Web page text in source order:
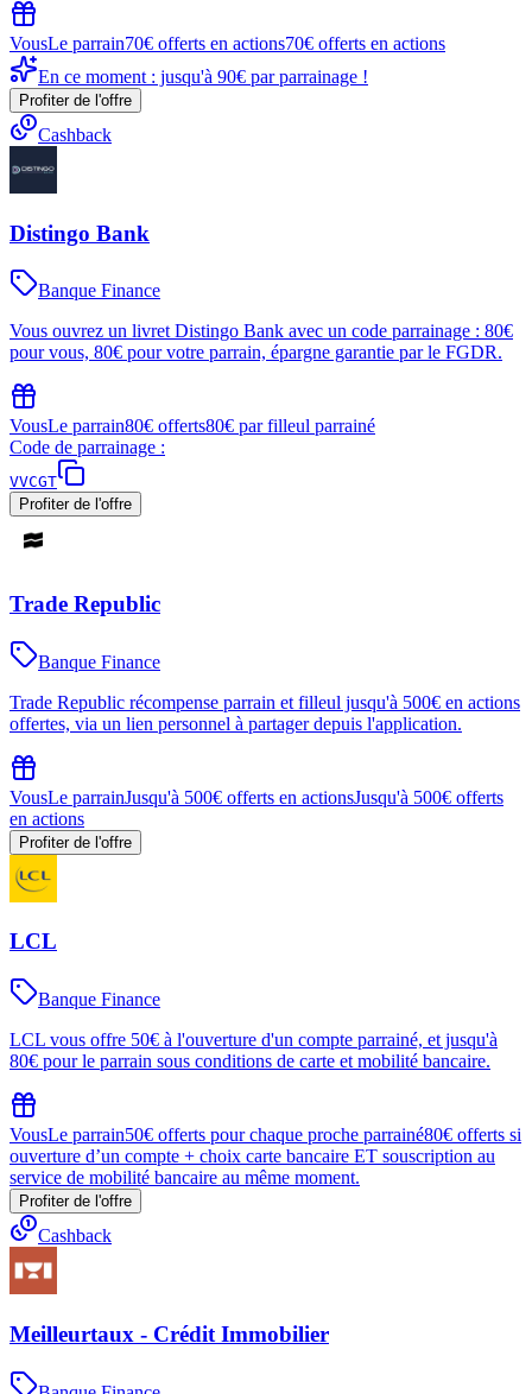
VousLe parrain70€ offerts en actions70€ offerts en actions
En ce moment : jusqu'à 90€ par parrainage !
Profiter de l'offre
Cashback
Distingo Bank
Banque Finance
Vous ouvrez un livret Distingo Bank avec un code parrainage : 80€
pour vous, 80€ pour votre parrain, épargne garantie par le FGDR.
VousLe parrain80€ offerts80€ par filleul parrainé
Code de parrainage :
VVCGT
Profiter de l'offre
Trade Republic
Banque Finance
Trade Republic récompense parrain et filleul jusqu'à 500€ en actions
offertes, via un lien personnel à partager depuis l'application.
VousLe parrainJusqu'à 500€ offerts en actionsJusqu'à 500€ offerts
en actions
Profiter de l'offre
LCL
Banque Finance
LCL vous offre 50€ à l'ouverture d'un compte parrainé, et jusqu'à
80€ pour le parrain sous conditions de carte et mobilité bancaire.
VousLe parrain50€ offerts pour chaque proche parrainé80€ offerts si
ouverture d’un compte + choix carte bancaire ET souscription au
service de mobilité bancaire au même moment.
Profiter de l'offre
Cashback
Meilleurtaux - Crédit Immobilier